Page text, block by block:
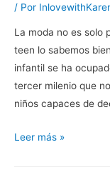
/ Por
La moda no es solo
teen lo sabemos
infantil se ha
tercer milenio que
niños capaces de
Ao76
Leer más »